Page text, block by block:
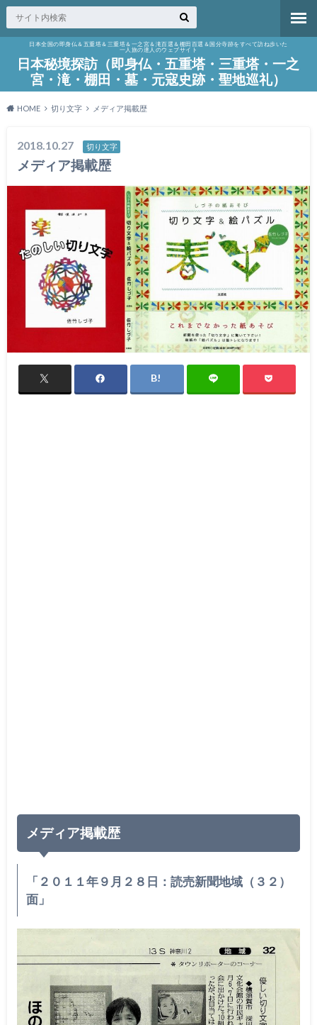
日本全国の即身仏＆五重塔＆三重塔＆一之宮＆滝百選＆棚田百選＆国分寺跡をすべて訪ね歩いた
一人旅の達人のウェブサイト
日本秘境探訪（即身仏・五重塔・三重塔・一之
宮・滝・棚田・墓・元寇史跡・聖地巡礼）
HOME 切り文字 メディア掲載歴
2018.10.27 切り文字
メディア掲載歴
メディア掲載歴
「２０１１年９月２８日：読売新聞地域（３２）
面」